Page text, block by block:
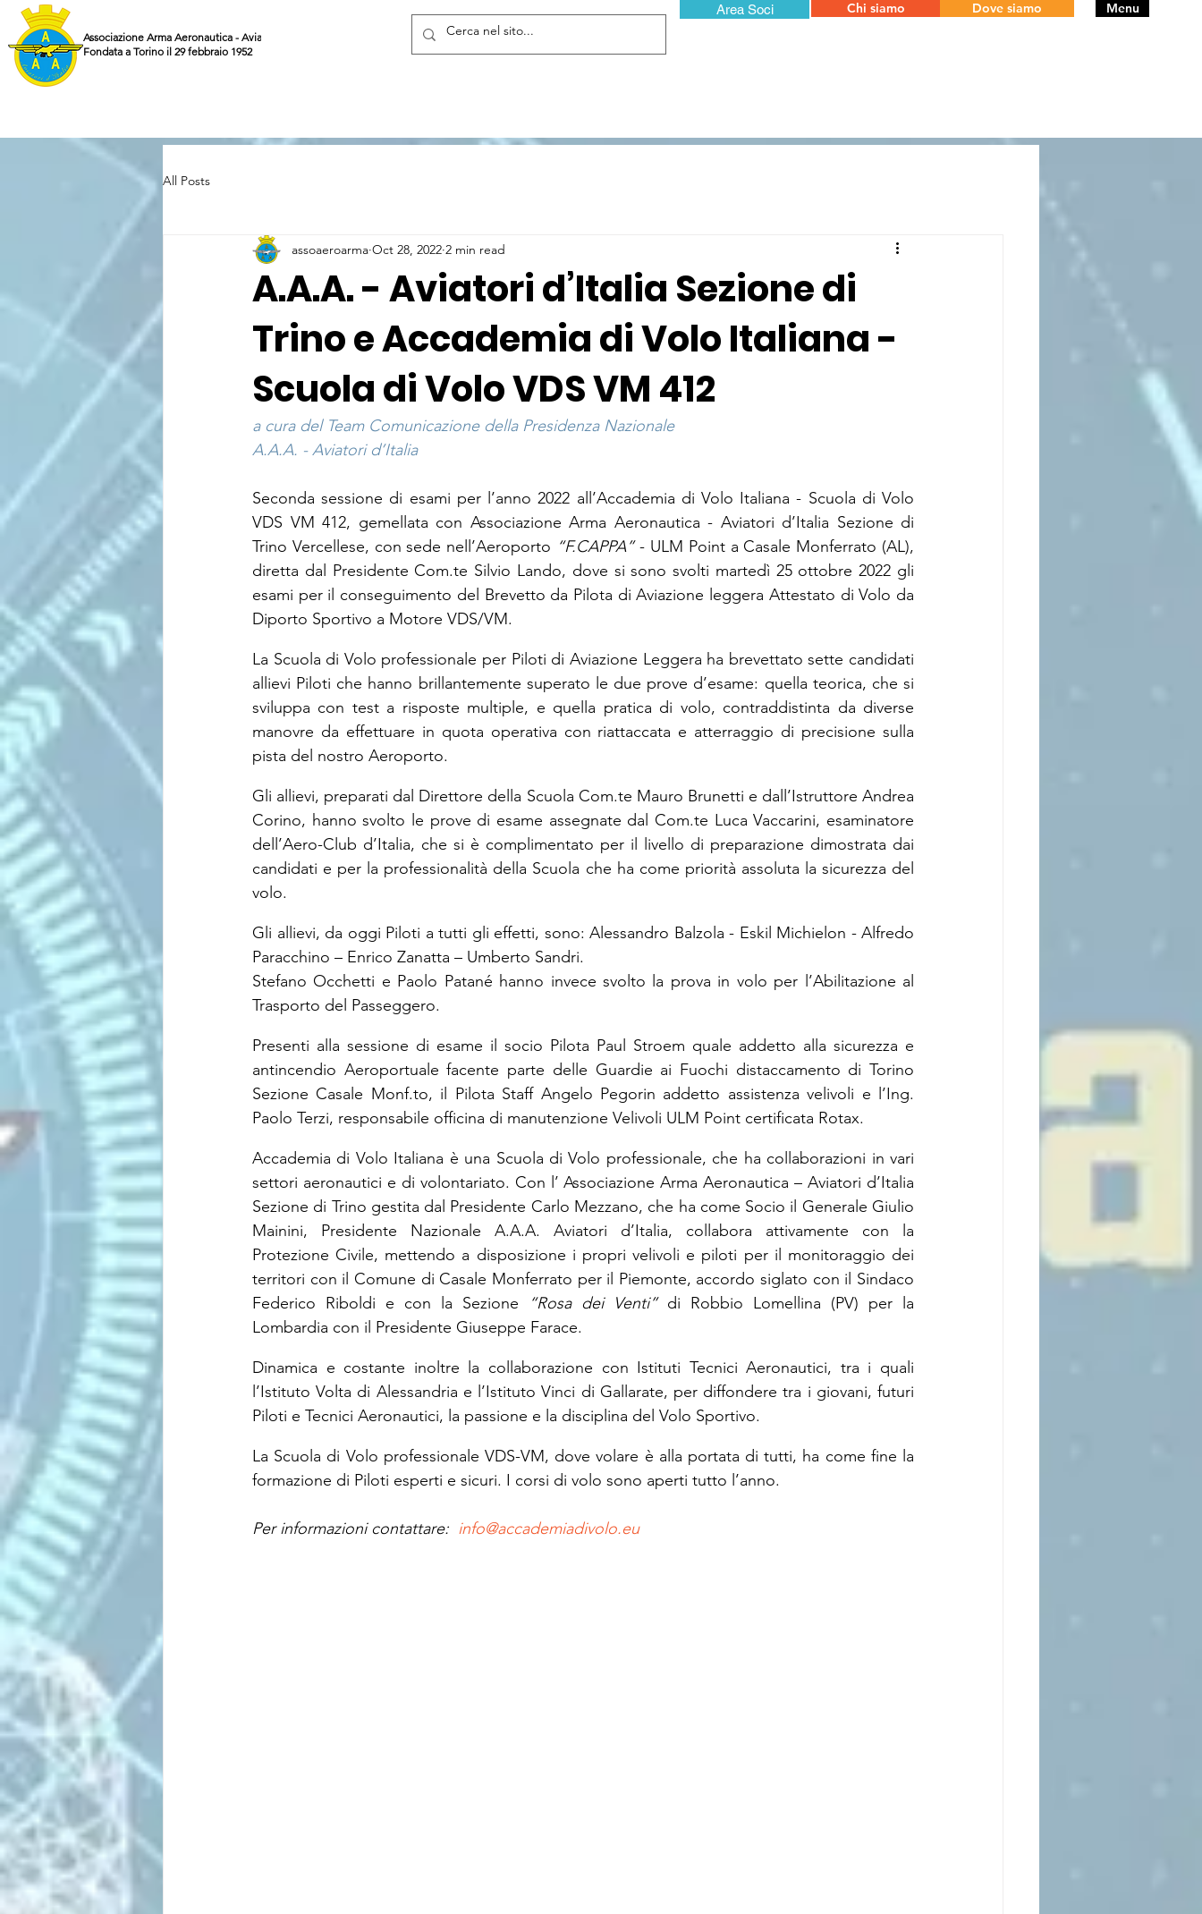
Associazione Arma Aeronautica - Aviatori d'Italia ETS
Fondata a Torino il 29 febbraio 1952
Area Soci Chi siamo Dove siamo Menu
All Posts
A.A.A. - Aviatori d’Italia Sezione di
Trino e Accademia di Volo Italiana -
Scuola di Volo VDS VM 412
assoaeroarma Oct 28, 2022 2 min read
a cura del Team Comunicazione della Presidenza Nazionale
A.A.A. - Aviatori d’Italia
Seconda sessione di esami per l’anno 2022 all’Accademia di Volo Italiana - Scuola di Volo
VDS VM 412, gemellata con Associazione Arma Aeronautica - Aviatori d’Italia Sezione di
Trino Vercellese, con sede nell’Aeroporto “F.CAPPA” - ULM Point a Casale Monferrato (AL),
diretta dal Presidente Com.te Silvio Lando, dove si sono svolti martedì 25 ottobre 2022 gli
esami per il conseguimento del Brevetto da Pilota di Aviazione leggera Attestato di Volo da
Diporto Sportivo a Motore VDS/VM.
La Scuola di Volo professionale per Piloti di Aviazione Leggera ha brevettato sette candidati
allievi Piloti che hanno brillantemente superato le due prove d’esame: quella teorica, che si
sviluppa con test a risposte multiple, e quella pratica di volo, contraddistinta da diverse
manovre da effettuare in quota operativa con riattaccata e atterraggio di precisione sulla
pista del nostro Aeroporto.
Gli allievi, preparati dal Direttore della Scuola Com.te Mauro Brunetti e dall’Istruttore Andrea
Corino, hanno svolto le prove di esame assegnate dal Com.te Luca Vaccarini, esaminatore
dell’Aero-Club d’Italia, che si è complimentato per il livello di preparazione dimostrata dai
candidati e per la professionalità della Scuola che ha come priorità assoluta la sicurezza del
volo.
Gli allievi, da oggi Piloti a tutti gli effetti, sono: Alessandro Balzola - Eskil Michielon - Alfredo
Paracchino – Enrico Zanatta – Umberto Sandri.
Stefano Occhetti e Paolo Patané hanno invece svolto la prova in volo per l’Abilitazione al
Trasporto del Passeggero.
Presenti alla sessione di esame il socio Pilota Paul Stroem quale addetto alla sicurezza e
antincendio Aeroportuale facente parte delle Guardie ai Fuochi distaccamento di Torino
Sezione Casale Monf.to, il Pilota Staff Angelo Pegorin addetto assistenza velivoli e l’Ing.
Paolo Terzi, responsabile officina di manutenzione Velivoli ULM Point certificata Rotax.
Accademia di Volo Italiana è una Scuola di Volo professionale, che ha collaborazioni in vari
settori aeronautici e di volontariato. Con l’ Associazione Arma Aeronautica – Aviatori d’Italia
Sezione di Trino gestita dal Presidente Carlo Mezzano, che ha come Socio il Generale Giulio
Mainini, Presidente Nazionale A.A.A. Aviatori d’Italia, collabora attivamente con la
Protezione Civile, mettendo a disposizione i propri velivoli e piloti per il monitoraggio dei
territori con il Comune di Casale Monferrato per il Piemonte, accordo siglato con il Sindaco
Federico Riboldi e con la Sezione
“Rosa dei Venti” di Robbio Lomellina (PV) per la
Lombardia con il Presidente Giuseppe Farace.
Dinamica e costante inoltre la collaborazione con Istituti Tecnici Aeronautici, tra i quali
l’Istituto Volta di Alessandria e l’Istituto Vinci di Gallarate, per diffondere tra i giovani, futuri
Piloti e Tecnici Aeronautici, la passione e la disciplina del Volo Sportivo.
La Scuola di Volo professionale VDS-VM, dove volare è alla portata di tutti, ha come fine la
formazione di Piloti esperti e sicuri. I corsi di volo sono aperti tutto l’anno.
Per informazioni contattare: info@accademiadivolo.eu